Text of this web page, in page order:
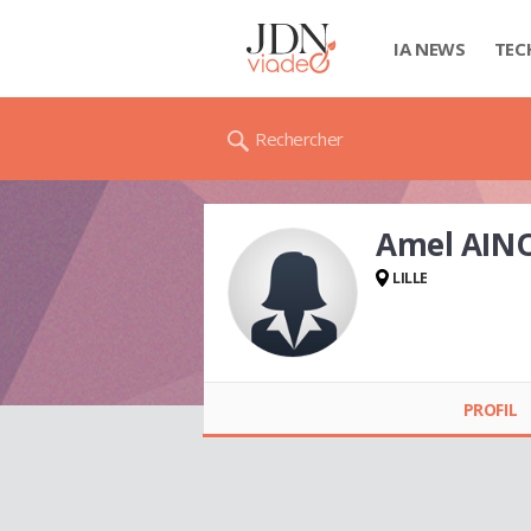
IA NEWS
Rechercher
Amel
LILLE
PROFIL